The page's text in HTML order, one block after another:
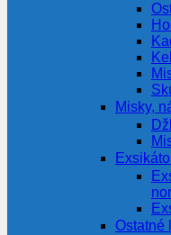
Misky,
Ostatné